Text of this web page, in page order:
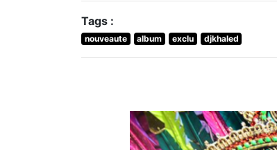
Tags :
nouveaute album exclu djkhaled